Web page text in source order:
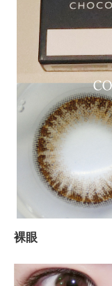
裸眼